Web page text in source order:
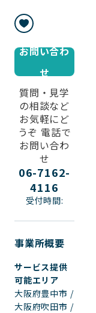
お問い合わ
せ
質問・見学
の相談など
お気軽にど
うぞ 電話で
お問い合わ
せ
06-7162-
4116
受付時間:
事業所概要
サービス提供
可能エリア
大阪府豊中市 /
大阪府吹田市 /